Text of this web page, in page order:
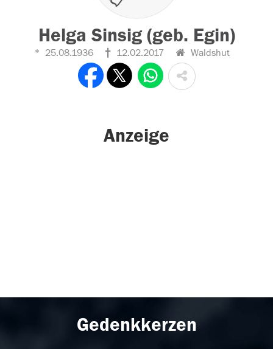
Helga Sinsig (geb. Egin)
25.08.1936 12.02.2017 Waldshut
Anzeige
Gedenkkerzen